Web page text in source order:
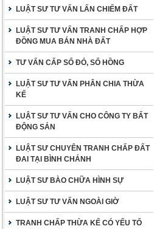
LUẬT SƯ TƯ VẤN LẤN CHIẾM ĐẤT
LUẬT SƯ TƯ VẤN TRANH CHẤP HỢP
ĐỒNG MUA BÁN NHÀ ĐẤT
TƯ VẤN CẤP SỔ ĐỎ, SỔ HỒNG
LUẬT SƯ TƯ VẤN PHÂN CHIA THỪA
KẾ
LUẬT SƯ TƯ VẤN CHO CÔNG TY BẤT
ĐỘNG SẢN
LUẬT SƯ CHUYÊN TRANH CHẤP ĐẤT
ĐAI TẠI BÌNH CHÁNH
LUẬT SƯ BÀO CHỮA HÌNH SỰ
LUẬT SƯ TƯ VẤN NGOÀI GIỜ
TRANH CHẤP THỪA KẾ CÓ YẾU TỐ